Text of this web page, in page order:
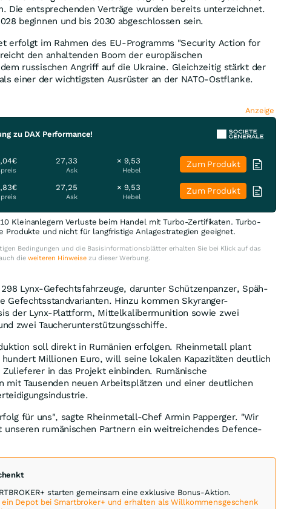
Die entsprechenden Verträge wurden bereits unterzeichnet.
beginnen und bis 2030 abgeschlossen sein.
erfolgt im Rahmen des EU-Programms "Security Action for
den anhaltenden Boom der europäischen
russischen Angriff auf die Ukraine. Gleichzeitig stärkt der
einer der wichtigsten Ausrüster an der NATO-Ostflanke.
Anzeige
zu DAX Performance!
27,33
Ask
× 9,53
Hebel
Zum Produkt
27,25
Ask
× 9,53
Hebel
Zum Produkt
Kleinanlegern Verluste beim Handel mit Turbo-Zertifikaten. Turbo-
Produkte und nicht für langfristige Anlagestrategien geeignet.
Bedingungen und die Basisinformationsblätter erhalten Sie bei Klick auf das
die weiteren Hinweisezu dieser Werbung.
Lynx-Gefechtsfahrzeuge, darunter Schützenpanzer, Späh-
Gefechtsstandvarianten. Hinzu kommen Skyranger-
der Lynx-Plattform, Mittelkalibermunition sowie zwei
zwei Taucherunterstützungsschiffe.
soll direkt in Rumänien erfolgen. Rheinmetall plant
Millionen Euro, will seine lokalen Kapazitäten deutlich
in das Projekt einbinden. Rumänische
mit Tausenden neuen Arbeitsplätzen und einer deutlichen
für uns", sagte Rheinmetall-Chef Armin Papperger. "Wir
rumänischen Partnern ein weitreichendes Defence-
starten gemeinsam eine exklusive Bonus-Aktion.
Depot bei Smartbroker+ und erhalten als Willkommensgeschenk